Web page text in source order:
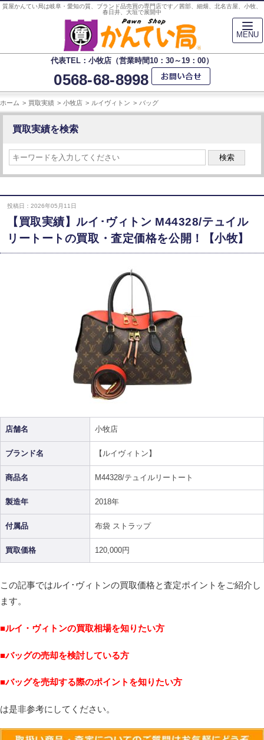
質屋かんてい局は岐阜・愛知の質、ブランド品売買の専門店です／茜部、細畑、北名古屋、小牧、
春日井、大垣で展開中
代表TEL：小牧店（営業時間10：30～19：00）
0568-68-8998
ホーム 買取実績 小牧店 ルイヴィトン バッグ
買取実績を検索
検索
投稿日：2026年05月11日
【買取実績】ルイ･ヴィトン M44328/テュイル
リートートの買取・査定価格を公開！【小牧】
店舗名 小牧店
ブランド名 【ルイヴィトン】
商品名 M44328/テュイルリートート
製造年 2018年
付属品 布袋 ストラップ
買取価格 120,000円
この記事ではルイ･ヴィトンの買取価格と査定ポイントをご紹介し
ます。
■ルイ・ヴィトンの買取相場を知りたい方
■バッグの売却を検討している方
■バッグを売却する際のポイントを知りたい方
は是非参考にしてください。
MENU